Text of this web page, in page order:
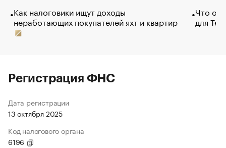
Как налоговики ищут доходы
неработающих покупателей яхт и квартир
Что
для
Регистрация ФНС
Дата регистрации
13 октября 2025
Код налогового органа
6196